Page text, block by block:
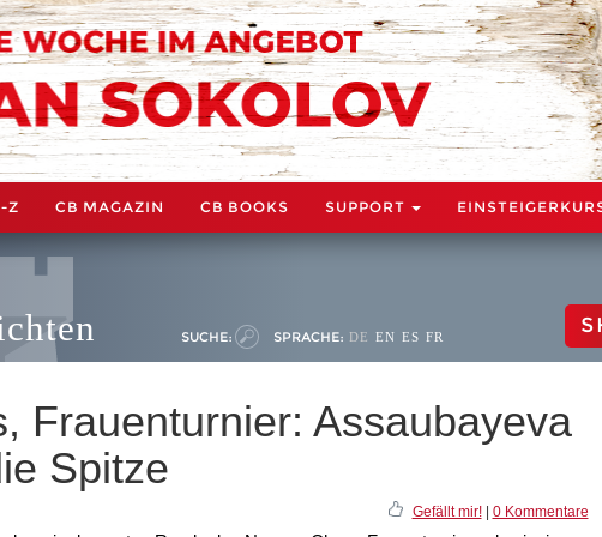
Z CB MAGAZIN CB BOOKS SUPPORT
SUCHE: SPRACHE: DE EN ES FR
Frauenturnier: Assaubayeva
Spitze
Gefällt mir!| 0 Kommentare